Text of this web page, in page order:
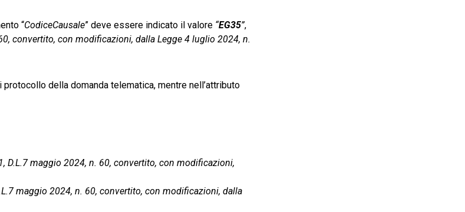
“CodiceCausale” deve essere indicato il valore “EG35”,
convertito, con modificazioni, dalla Legge 4 luglio 2024, n.
della domanda telematica, mentre nell’attributo
maggio 2024, n. 60, convertito, con modificazioni,
maggio 2024, n. 60, convertito, con modificazioni, dalla